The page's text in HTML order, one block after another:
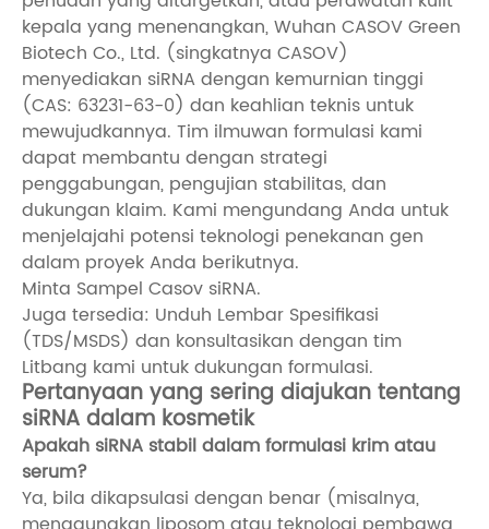
kepala yang menenangkan, Wuhan CASOV Green
Biotech Co., Ltd. (singkatnya CASOV)
menyediakan siRNA dengan kemurnian tinggi
(CAS: 63231-63-0) dan keahlian teknis untuk
mewujudkannya. Tim ilmuwan formulasi kami
dapat membantu dengan strategi
penggabungan, pengujian stabilitas, dan
dukungan klaim. Kami mengundang Anda untuk
menjelajahi potensi teknologi penekanan gen
dalam proyek Anda berikutnya.
Minta Sampel Casov siRNA.
Juga tersedia: Unduh Lembar Spesifikasi
(TDS/MSDS) dan konsultasikan dengan tim
Litbang kami untuk dukungan formulasi.
Pertanyaan yang sering diajukan tentang
siRNA dalam kosmetik
Apakah siRNA stabil dalam formulasi krim atau
serum?
Ya, bila dikapsulasi dengan benar (misalnya,